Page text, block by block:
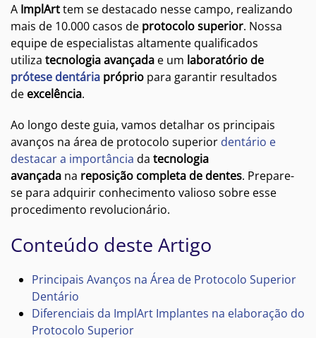
A ImplArttem se destacado nesse campo, realizando
mais de 10.000 casos de protocolo superior. Nossa
equipe de especialistas altamente qualificados
utiliza tecnologia avançada e um laboratório de
prótese dentária próprio para garantir resultados
de excelência.
Ao longo deste guia, vamos detalhar os principais
avanços na área de protocolo superior dentário e
destacar a importância da tecnologia
avançada na reposição completa de dentes. Prepare-
se para adquirir conhecimento valioso sobre esse
procedimento revolucionário.
Conteúdo deste Artigo
Principais Avanços na Área de Protocolo Superior
Dentário
Diferenciais da ImplArt Implantes na elaboração do
Protocolo Superior